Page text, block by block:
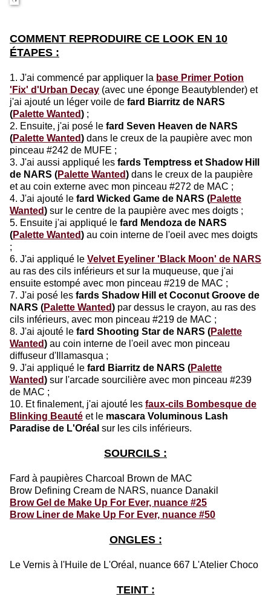
COMMENT REPRODUIRE CE LOOK EN 10
ÉTAPES :
1. J'ai commencé par appliquer la base Primer Potion
'Fix' d'Urban Decay (avec une éponge Beautyblender) et
j'ai ajouté un léger voile de fard Biarritz de NARS
(Palette Wanted) ;
2. Ensuite, j'ai posé le fard Seven Heaven de NARS
(Palette Wanted) dans le creux de la paupière avec mon
pinceau #242 de MUFE ;
3. J'ai aussi appliqué les fards Temptress et Shadow Hill
de NARS (Palette Wanted) dans le creux de la paupière
et au coin externe avec mon pinceau #272 de MAC ;
4. J'ai ajouté le fard Wicked Game de NARS (Palette
Wanted) sur le centre de la paupière avec mes doigts ;
5. Ensuite j'ai appliqué le fard Mendoza de NARS
(Palette Wanted) au coin interne de l'oeil avec mes doigts
;
6. J'ai appliqué le Velvet Eyeliner 'Black Moon' de NARS
au ras des cils inférieurs et sur la muqueuse, que j'ai
ensuite estompé avec mon pinceau #219 de MAC ;
7. J'ai posé les fards Shadow Hill et Coconut Groove de
NARS (Palette Wanted) par dessus le crayon, au ras des
cils inférieurs, avec mon pinceau #219 de MAC ;
8. J'ai ajouté le fard Shooting Star de NARS (Palette
Wanted) au coin interne de l'oeil avec mon pinceau
diffuseur d'Illamasqua ;
9. J'ai appliqué le fard Biarritz de NARS (Palette
Wanted) sur l'arcade sourcilière avec mon pinceau #239
de MAC ;
10. Et finalement, j'ai ajouté les faux-cils Bombesque de
Blinking Beauté et le mascara Voluminous Lash
Paradise de L'Oréal sur les cils inférieurs.
SOURCILS :
Fard à paupières Charcoal Brown de MAC
Brow Defining Cream de NARS, nuance Danakil
Brow Gel de Make Up For Ever, nuance #25
Brow Liner de Make Up For Ever, nuance #50
ONGLES :
Le Vernis à l'Huile de L'Oréal, nuance 667 L'Atelier Choco
TEINT :